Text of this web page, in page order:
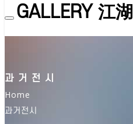
Toggle
navigation
GALLERY 江湖
과거전시
Home
과거전시